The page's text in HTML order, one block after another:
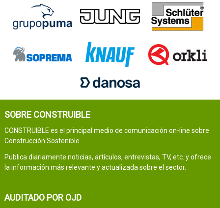
SOBRE CONSTRUIBLE
CONSTRUIBLE es el principal medio de comunicación on-line sobre
Construcción Sostenible.
Publica diariamente noticias, artículos, entrevistas, TV, etc. y ofrece
la información más relevante y actualizada sobre el sector.
AUDITADO POR OJD